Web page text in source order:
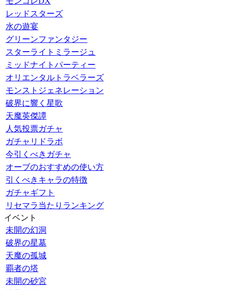
レッドスターズ
水の遊宴
グリーンファンタジー
スターライトミラージュ
ミッドナイトパーティー
オリエンタルトラベラーズ
モンストジェネレーション
破界に響く星歌
天魔英傑譚
人気投票ガチャ
ガチャリドラボ
今引くべきガチャ
オーブのおすすめの使い方
引くべきキャラの特徴
ガチャギフト
リセマラ当たりランキング
イベント
未開の幻洞
破界の星墓
天魔の孤城
覇者の塔
未開の砂宮